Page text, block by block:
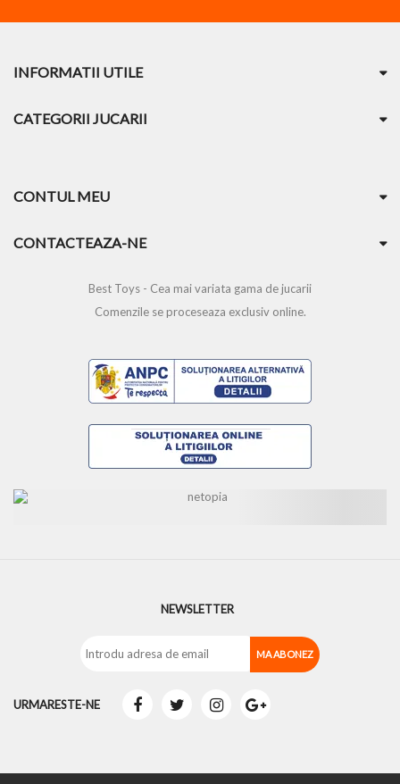
INFORMATII UTILE
CATEGORII JUCARII
CONTUL MEU
CONTACTEAZA-NE
Best Toys - Cea mai variata gama de jucarii
Comenzile se proceseaza exclusiv online.
NEWSLETTER
URMARESTE-NE